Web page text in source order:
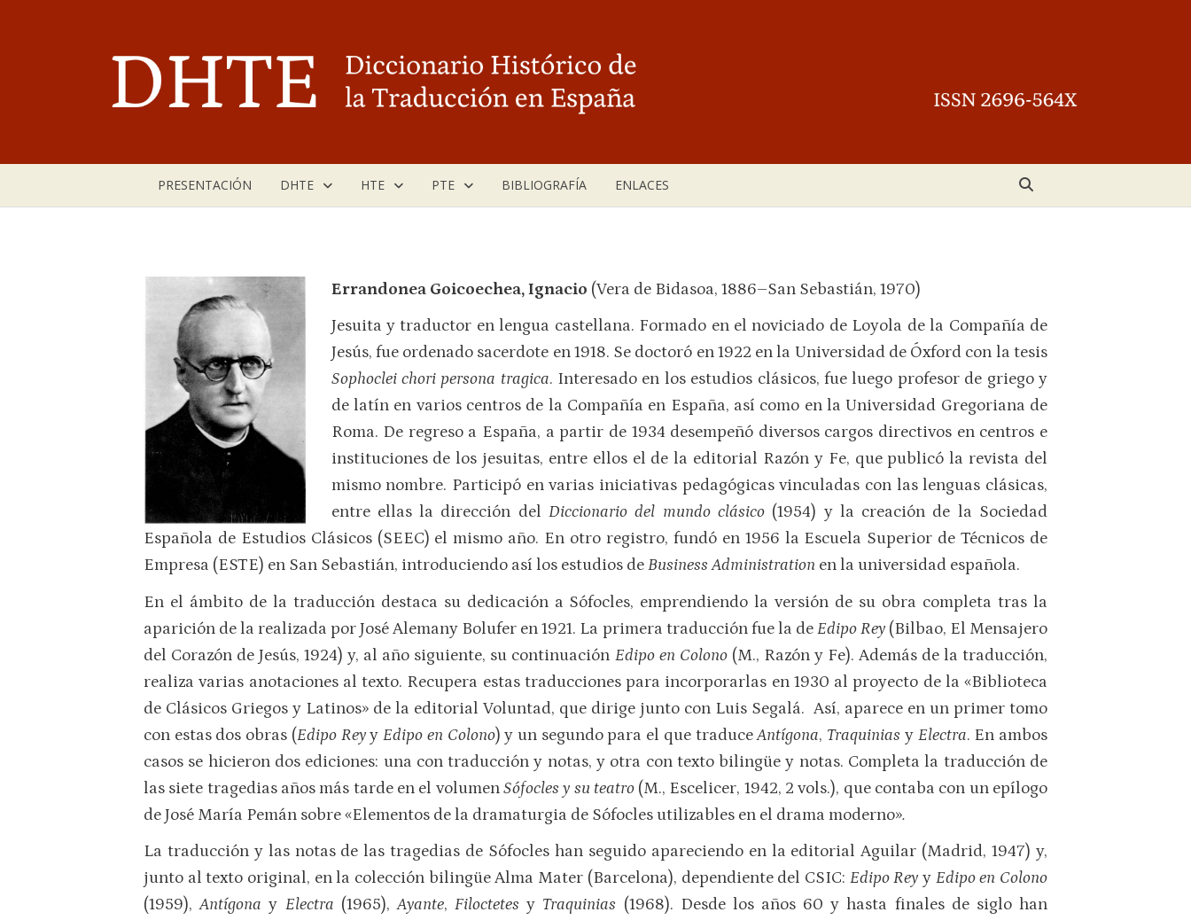
PRESENTACIÓN DHTE HTE PTE BIBLIOGRAFÍA ENLACES
Errandonea Goicoechea, Ignacio (Vera de Bidasoa, 1886–San Sebastián, 1970)
Jesuita y traductor en lengua castellana. Formado en el noviciado de Loyola de la Compañía de
Jesús, fue ordenado sacerdote en 1918. Se doctoró en 1922 en la Universidad de Óxford con la tesis
Sophoclei chori persona tragica. Interesado en los estudios clásicos, fue luego profesor de griego y
de latín en varios centros de la Compañía en España, así como en la Universidad Gregoriana de
Roma. De regreso a España, a partir de 1934 desempeñó diversos cargos directivos en centros e
instituciones de los jesuitas, entre ellos el de la editorial Razón y Fe, que publicó la revista del
mismo nombre. Participó en varias iniciativas pedagógicas vinculadas con las lenguas clásicas,
entre ellas la dirección del Diccionario del mundo clásico (1954) y la creación de la Sociedad
Española de Estudios Clásicos (SEEC) el mismo año. En otro registro, fundó en 1956 la Escuela Superior de Técnicos de
Empresa (ESTE) en San Sebastián, introduciendo así los estudios deBusiness Administration en la universidad española.
En el ámbito de la traducción destaca su dedicación a Sófocles, emprendiendo la versión de su obra completa tras la
aparición de la realizada por José Alemany Bolufer en 1921. La primera traducción fue la deEdipo Rey(Bilbao, El Mensajero
del Corazón de Jesús, 1924) y, al año siguiente, su continuación Edipo en Colono(M., Razón y Fe). Además de la traducción,
realiza varias anotaciones al texto. Recupera estas traducciones para incorporarlas en 1930 al proyecto de la «Biblioteca
de Clásicos Griegos y Latinos» de la editorial Voluntad, que dirige junto con Luis Segalá. Así, aparece en un primer tomo
con estas dos obras (Edipo Reyy Edipo en Colono) y un segundo para el que traduceAntígona, Traquinias yElectra. En ambos
casos se hicieron dos ediciones: una con traducción y notas, y otra con texto bilingüe y notas. Completa la traducción de
las siete tragedias años más tarde en el volumenSófocles y su teatro (M., Escelicer, 1942, 2 vols.), que contaba con un epílogo
de José María Pemán sobre «Elementos de la dramaturgia de Sófocles utilizables en el drama moderno».
La traducción y las notas de las tragedias de Sófocles han seguido apareciendo en la editorial Aguilar (Madrid, 1947) y,
junto al texto original, en la colección bilingüe Alma Mater (Barcelona), dependiente del CSIC: Edipo Rey yEdipo en Colono
(1959),Antígonay Electra (1965), Ayante, Filoctetesy Traquinias (1968). Desde los años 60 y hasta finales de siglo han